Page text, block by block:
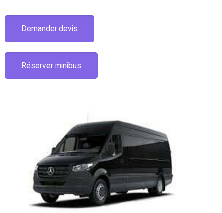
Demander devis
Réserver minibus